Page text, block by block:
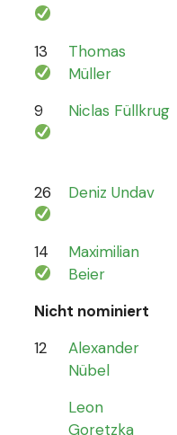
13
Thomas
Müller
9 Niclas Füllkrug
26 Deniz Undav
14
Maximilian
Beier
Nicht nominiert
12
Alexander
Nübel
Leon
Goretzka